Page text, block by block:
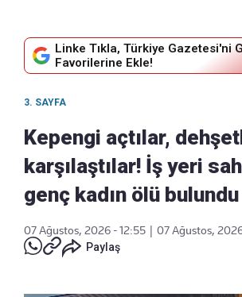
Linke Tıkla, Türkiye Gazetesi'ni
Favorilerine Ekle!
3. SAYFA
Kepengi açtılar,
karşılaştılar! İş yeri
genç kadın ölü bulundu
07 Ağustos, 2026 - 12:55
07 Ağustos,
Paylaş